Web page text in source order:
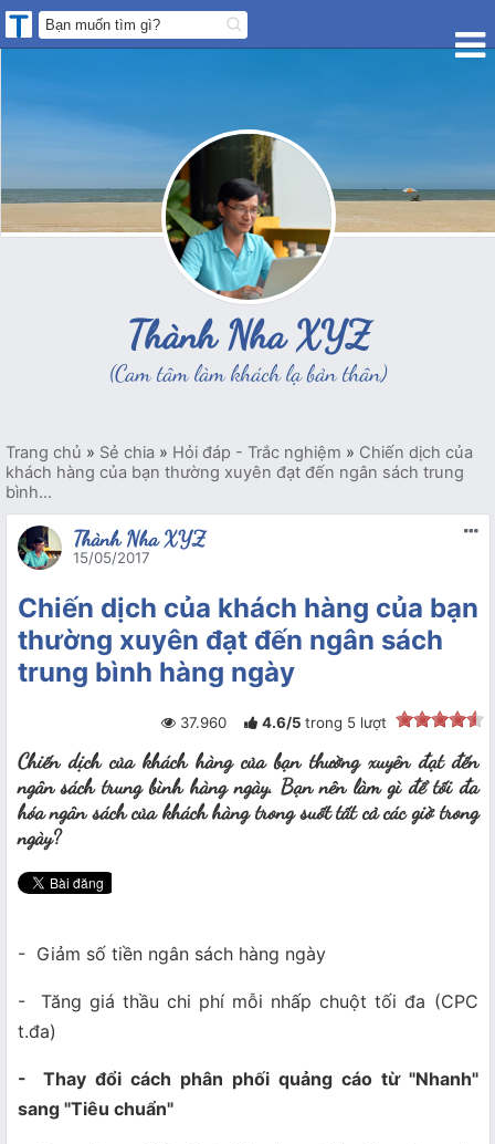
Thành Nha XYZ
(Cam tâm làm khách lạ bản thân)
Trang chủ » Sẻ chia » Hỏi đáp - Trắc nghiệm » Chiến dịch của
khách hàng của bạn thường xuyên đạt đến ngân sách trung
bình...
Thành Nha XYZ
15/05/2017
Chiến dịch của khách hàng của bạn
thường xuyên đạt đến ngân sách
trung bình hàng ngày
37.960 4.6/5 trong 5lượt
Chiến dịch của khách hàng của bạn thường xuyên đạt đến
ngân sách trung bình hàng ngày. Bạn nên làm gì để tối đa
hóa ngân sách của khách hàng trong suốt tất cả các giờ trong
ngày?
- Giảm số tiền ngân sách hàng ngày
- Tăng giá thầu chi phí mỗi nhấp chuột tối đa (CPC
t.đa)
- Thay đổi cách phân phối quảng cáo từ "Nhanh"
sang "Tiêu chuẩn"